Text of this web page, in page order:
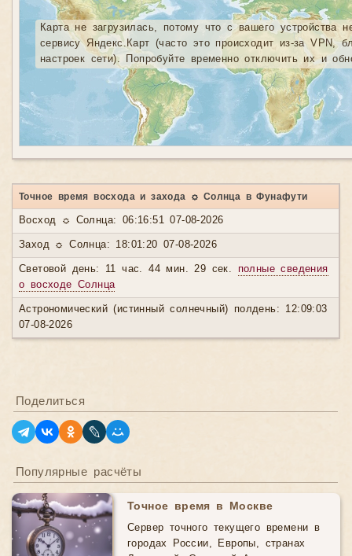
Карта не загрузилась, потому что с вашего устройства
сервису Яндекс.Карт (часто это происходит из-за VPN,
настроек сети). Попробуйте временно отключить их и
Точное время восхода и захода ☼ Солнца в Фунафути
Восход ☼ Солнца: 06:16:51 07-08-2026
Заход ☼ Солнца: 18:01:20 07-08-2026
Световой день: 11 час. 44 мин. 29 сек. полные сведения
о восходе Солнца
Астрономический (истинный солнечный) полдень: 12:09:03
07-08-2026
Поделиться
Популярные расчёты
Точное время в Москве
Сервер точного текущего времени в
городах России, Европы, странах